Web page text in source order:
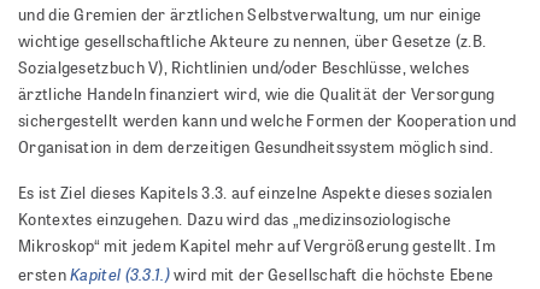
und die Gremien der ärztlichen Selbstverwaltung, um nur einige
wichtige gesellschaftliche Akteure zu nennen, über Gesetze (z.B.
Sozialgesetzbuch V), Richtlinien und/oder Beschlüsse, welches
ärztliche Handeln finanziert wird, wie die Qualität der Versorgung
sichergestellt werden kann und welche Formen der Kooperation und
Organisation in dem derzeitigen Gesundheitssystem möglich sind.
Es ist Ziel dieses Kapitels 3.3. auf einzelne Aspekte dieses sozialen
Kontextes einzugehen. Dazu wird das „medizinsoziologische
Mikroskop“ mit jedem Kapitel mehr auf Vergrößerung gestellt. Im
erstenKapitel (3.3.1.)wird mit der Gesellschaft die höchste Ebene